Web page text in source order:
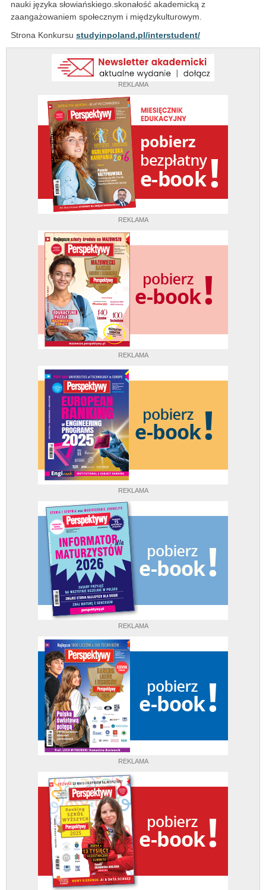
REKLAMA
REKLAMA
REKLAMA
REKLAMA
REKLAMA
REKLAMA
nauki języka słowiańskiego.skonałość akademicką z
zaangażowaniem społecznym i międzykulturowym.
Strona Konkursu studyinpoland.pl/interstudent/